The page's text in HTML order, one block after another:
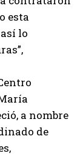
esta
lo
a nombre
de